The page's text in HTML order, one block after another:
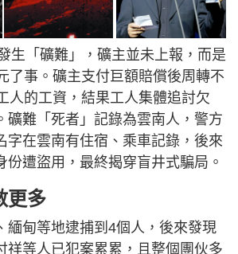
生「礦難」，礦主並未上報，而是
了事。礦主支付巨額賠償後周轉不
人的工資，結果工人集體追討欠
礦難「死者」記錄為雲南人，警方
字在雲南有住宿、乘車記錄，後來
份遭盜用，最終揭穿盲井式騙局。
更多
緬甸等地逮捕到4個人，後來發現
祥等人已犯案累累，且整個團伙多